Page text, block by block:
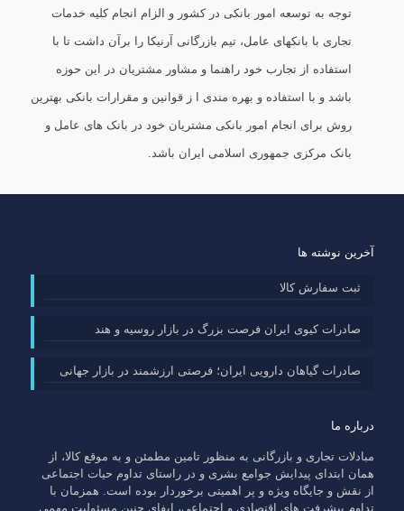
توجه به توسعه امور بانکی در کشور و الزام انجام کلیه خدمات
تجاری با بانکهای عامل، تیم بازرگانی آرنیکا را برآن داشت تا با
استفاده از تجارب خود راهنما و مشاور مشتریان در این حوزه
باشد و با استفاده و بهره مندی ا ز قوانین و مقرارات بانکی بهترین
روش برای انجام امور بانکی مشتریان خود در بانک های عامل و
بانک مرکزی جمهوری اسلامی ایران باشد.
آخرین نوشته ها
ثبت سفارش کالا
صادرات کیوی ایران فرصت بزرگ در بازار روسیه و هند
صادرات گیاهان دارویی ایران؛ فرصتی ارزشمند در بازار جهانی
درباره ما
مبادلات تجاری و بازرگانی به منظور تامین مطمئن و به موقع کالا، از
همان ابتدای پیدایش جوامع بشری و در راستای تداوم حیات اجتماعی
از نقش و جایگاه ویژه و پر اهمیتی برخوردار بوده است. همزمان با
تداوم پیشرفت های اقتصادی و اجتماعی، ایفای چنین مسئولیت مهمی